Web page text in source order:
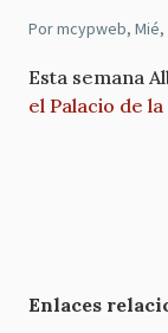
Pormcypweb,
Esta semana
el Palacio de
Enlaces